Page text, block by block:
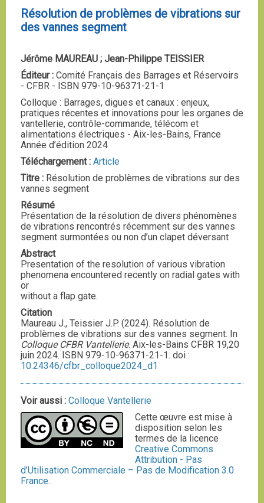
Résolution de problèmes de vibrations sur
des vannes segment
Jérôme MAUREAU ; Jean-Philippe TEISSIER
Éditeur : Comité Français des Barrages et Réservoirs
- CFBR - ISBN 979-10-96371-21-1
Colloque : Barrages, digues et canaux : enjeux,
pratiques récentes et innovations pour les organes de
vantellerie, contrôle-commande, télécom et
alimentations électriques - Aix-les-Bains, France
Année d’édition 2024
Téléchargement : Article
Titre : Résolution de problèmes de vibrations sur des
vannes segment
Résumé
Présentation de la résolution de divers phénomènes
de vibrations rencontrés récemment sur des vannes
segment surmontées ou non d’un clapet déversant
Abstract
Presentation of the resolution of various vibration
phenomena encountered recently on radial gates with
or
without a flap gate.
Citation
Maureau J., Teissier J.P. (2024). Résolution de
problèmes de vibrations sur des vannes segment. In
Colloque CFBR Vantellerie. Aix-les-Bains CFBR 19,20
juin 2024. ISBN 979-10-96371-21-1. doi :
10.24346/cfbr_colloque2024_d1
Voir aussi : Colloque Vantellerie
Cette œuvre est mise à
disposition selon les
termes de la licence
Creative Commons
Attribution - Pas
d’Utilisation Commerciale – Pas de Modification 3.0
France.